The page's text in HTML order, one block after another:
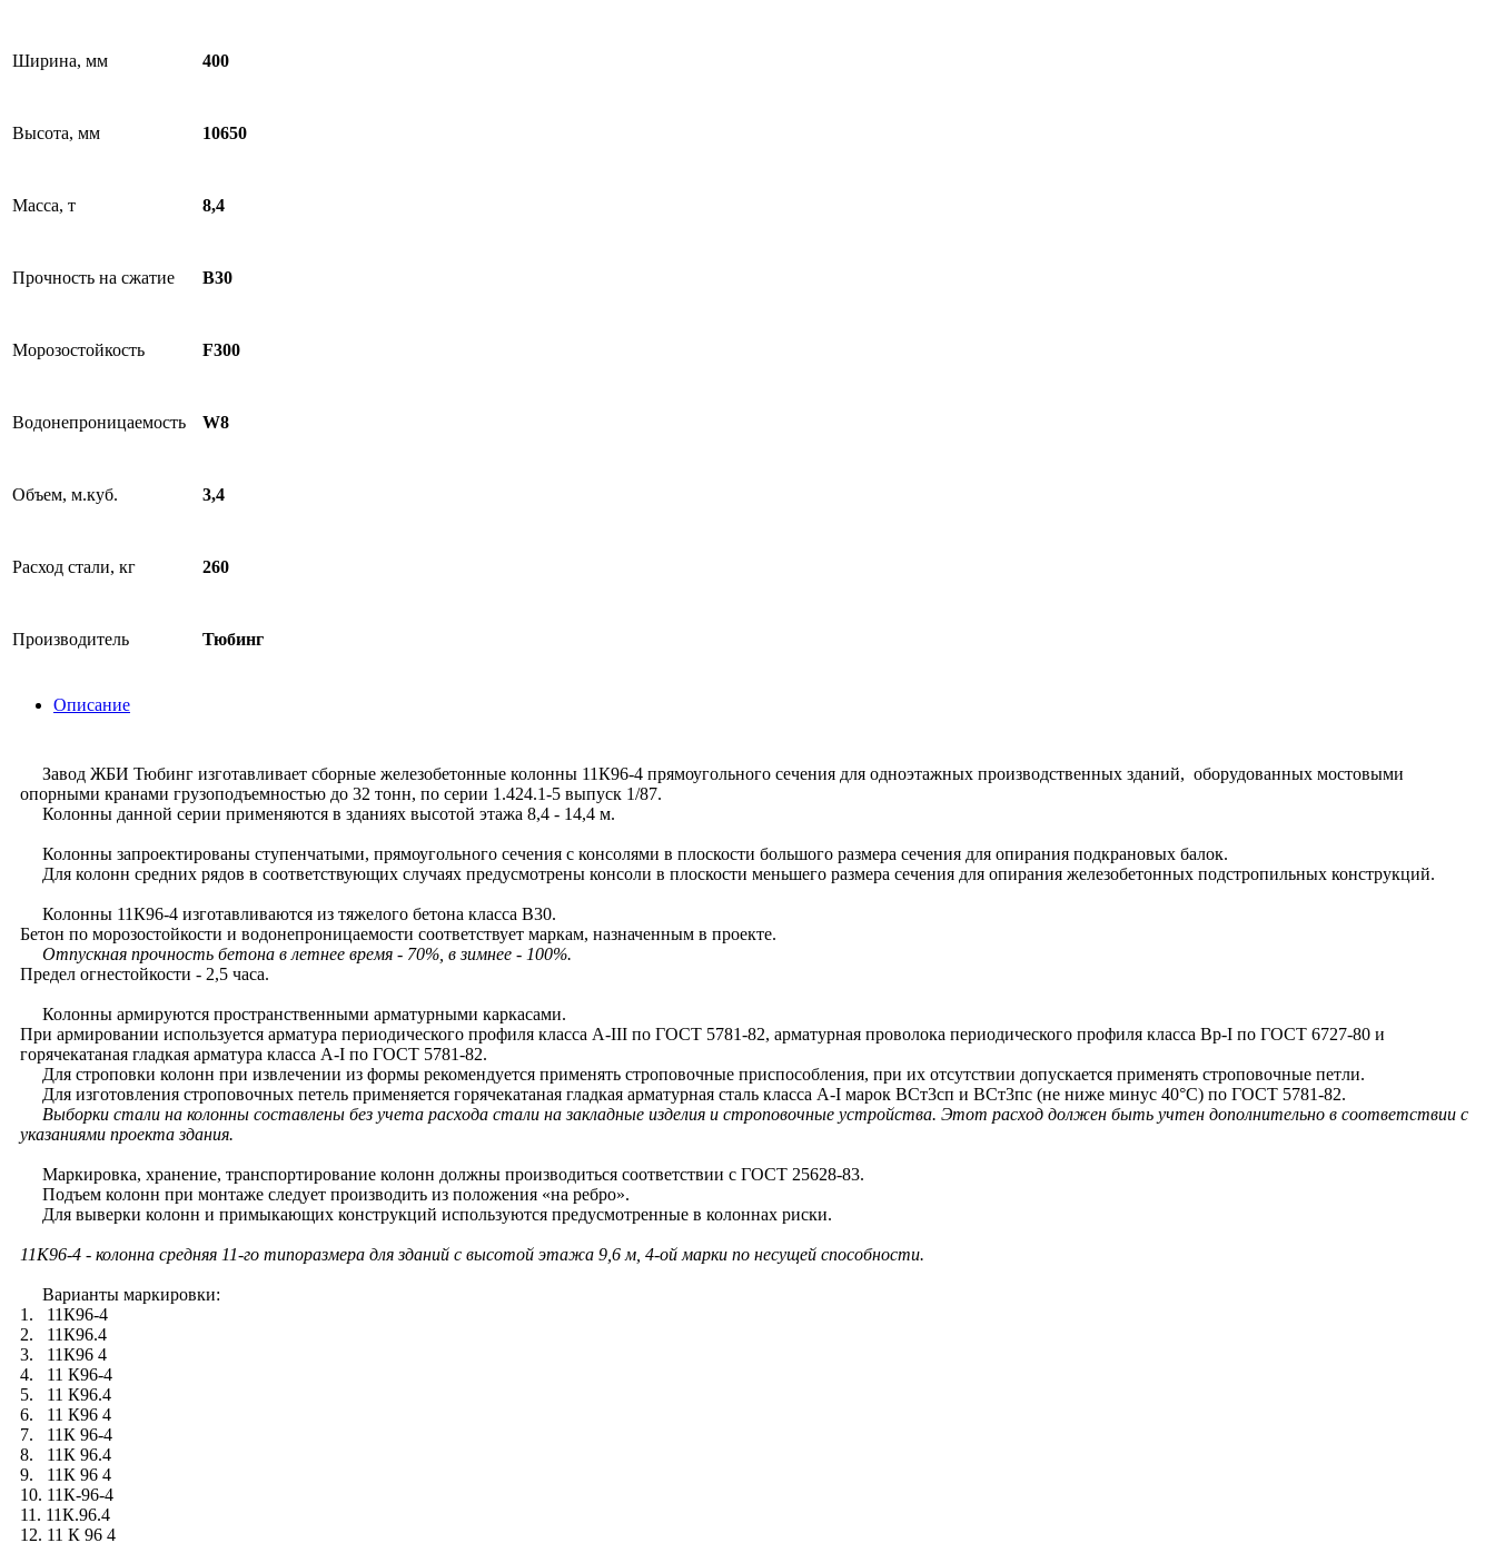
Ширина, мм 400
Высота, мм 10650
Масса, т 8,4
Прочность на сжатие B30
Морозостойкость F300
Водонепроницаемость W8
Объем, м.куб. 3,4
Расход стали, кг 260
Производитель Тюбинг
Описание
Завод ЖБИ Тюбинг изготавливает сборные железобетонные колонны 11К96-4 прямоугольного сечения для одноэтажных производственных зданий, оборудованных мостовыми
опорными кранами грузоподъемностью до 32 тонн, по серии 1.424.1-5 выпуск 1/87.
Колонны данной серии применяются в зданиях высотой этажа 8,4 - 14,4 м.
Колонны запроектированы ступенчатыми, прямоугольного сечения с консолями в плоскости большого размера сечения для опирания подкрановых балок.
Для колонн средних рядов в соответствующих случаях предусмотрены консоли в плоскости меньшего размера сечения для опирания железобетонных подстропильных конструкций.
Колонны 11К96-4 изготавливаются из тяжелого бетона класса В30.
Бетон по морозостойкости и водонепроницаемости соответствует маркам, назначенным в проекте.
Отпускная прочность бетона в летнее время - 70%, в зимнее - 100%.
Предел огнестойкости - 2,5 часа.
Колонны армируются пространственными арматурными каркасами.
При армировании используется арматура периодического профиля класса A-III по ГОСТ 5781-82, арматурная проволока периодического профиля класса Вр-I по ГОСТ 6727-80 и
горячекатаная гладкая арматура класса A-I по ГОСТ 5781-82.
Для строповки колонн при извлечении из формы рекомендуется применять строповочные приспособления, при их отсутствии допускается применять строповочные петли.
Для изготовления строповочных петель применяется горячекатаная гладкая арматурная сталь класса A-I марок ВСт3сп и ВСт3пс (не ниже минус 40°С) по ГОСТ 5781-82.
Выборки стали на колонны составлены без учета расхода стали на закладные изделия и строповочные устройства. Этот расход должен быть учтен дополнительно в соответствии с
указаниями проекта здания.
Маркировка, хранение, транспортирование колонн должны производиться соответствии с ГОСТ 25628-83.
Подъем колонн при монтаже следует производить из положения «на ребро».
Для выверки колонн и примыкающих конструкций используются предусмотренные в колоннах риски.
11К96-4 - колонна средняя 11-го типоразмера для зданий с высотой этажа 9,6 м, 4-ой марки по несущей способности.
Варианты маркировки:
1. 11К96-4
2. 11К96.4
3. 11К96 4
4. 11 К96-4
5. 11 К96.4
6. 11 К96 4
7. 11К 96-4
8. 11К 96.4
9. 11К 96 4
10. 11К-96-4
11. 11К.96.4
12. 11 К 96 4